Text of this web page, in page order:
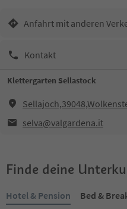
Anfahrt mit anderen
Kontakt
Klettergarten Sellastock
selva@valgardena.it
Finde deine
Hotel & Pension
Bed &